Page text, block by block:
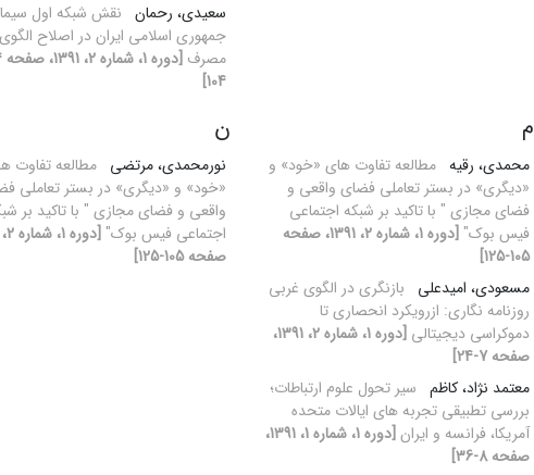
سعیدی، رحمان نقش شبکه اول
جمهوری اسلامی ایران در اصلاح الگوی
مصرف
104]
م
محمدی، رقیه مطالعه تفاوت های «خود» و
«دیگری» در بستر تعاملی فضای واقعی و
فضای مجازی " با تاکید بر شبکه اجتماعی
فیس بوک"
[دوره 1، شماره 2، 1391، صفحه
105-125]
مسعودی، امیدعلی
بازنگری در الگوی غربی
روزنامه نگاری: ازرویکرد انحصاری تا
دموکراسی دیجیتالی
[دوره 1، شماره 2، 1391،
صفحه 7-24]
معتمد نژاد، کاظم سیر تحول علوم ارتباطات؛
بررسی تطبیقی تجربه های ایالات متحده
آمریکا، فرانسه و ایران
[دوره 1، شماره 1، 1391،
صفحه 8-36]
ن
نورمحمدی، مرتضی مطالعه تفاوت
«خود» و «دیگری» در بستر تعاملی
واقعی و فضای مجازی " با تاکید بر
اجتماعی فیس بوک"
صفحه 105-125]